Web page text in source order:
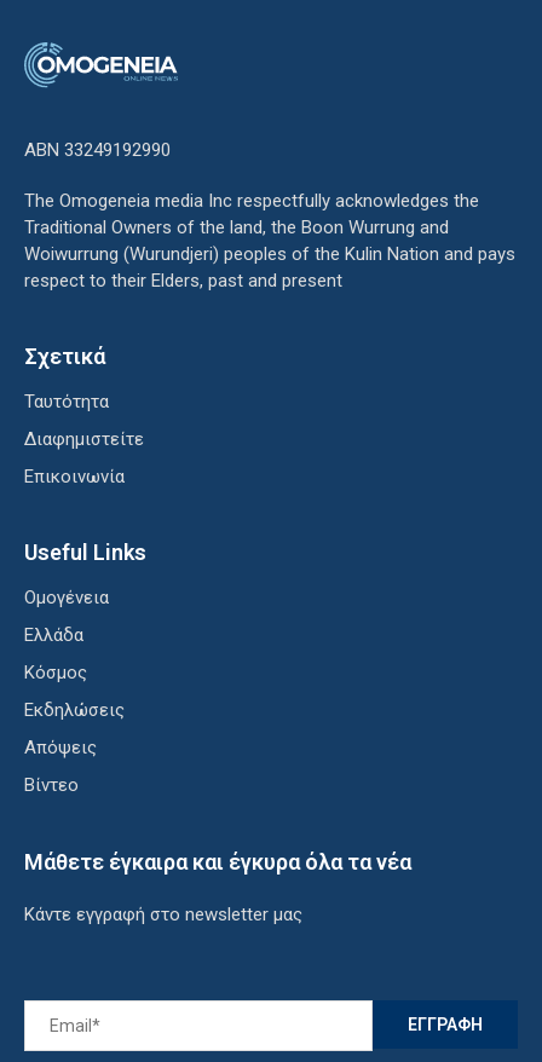
ΑΒΝ 33249192990
The Omogeneia media Inc respectfully acknowledges the
Traditional Owners of the land, the Boon Wurrung and
Woiwurrung (Wurundjeri) peoples of the Kulin Nation and pays
respect to their Elders, past and present
Σχετικά
Ταυτότητα
Διαφημιστείτε
Επικοινωνία
Useful Links
Ομογένεια
Ελλάδα
Κόσμος
Εκδηλώσεις
Απόψεις
Βίντεο
Μάθετε έγκαιρα και έγκυρα όλα τα νέα
Κάντε εγγραφή στο newsletter μας